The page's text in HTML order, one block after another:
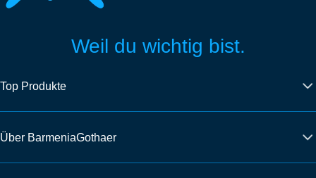
Weil du wichtig bist.
Top Produkte
Über BarmeniaGothaer